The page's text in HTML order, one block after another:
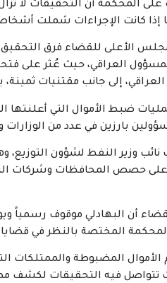
المحكمة أن التحقيقات لا
إذا كانت الإجراءات شملت
الأعلى للقضاء فرق
العراقي، حيث عُثر على
العراقي، إلى جانب مقتنيات
ضبط الأموال التي
بارزين في عدد من
وزير النفط لشؤون التوزيع،
حصص المحافظات وشركات
أن البهادلي موقوف رسمياً
المختصة بالنظر في قضايا
الأموال المضبوطة والممتلكات
تتواصل فيه التحقيقات لكشف